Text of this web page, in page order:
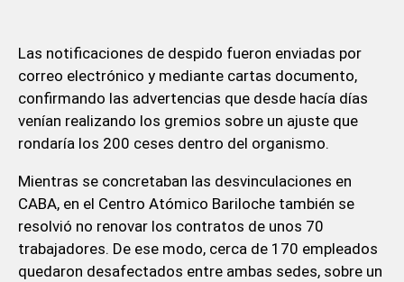
Las notificaciones de despido fueron enviadas por
correo electrónico y mediante cartas documento,
confirmando las advertencias que desde hacía días
venían realizando los gremios sobre un ajuste que
rondaría los 200 ceses dentro del organismo.
Mientras se concretaban las desvinculaciones en
CABA, en el Centro Atómico Bariloche también se
resolvió no renovar los contratos de unos 70
trabajadores. De ese modo, cerca de 170 empleados
quedaron desafectados entre ambas sedes, sobre un